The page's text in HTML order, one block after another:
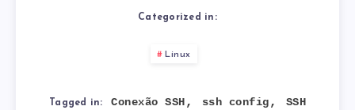
Categorized in:
Linux
Tagged in: Conexão SSH, ssh config, SSH